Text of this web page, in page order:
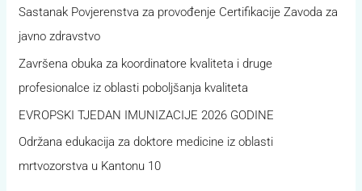
Sastanak Povjerenstva za provođenje Certifikacije Zavoda za
javno zdravstvo
Završena obuka za koordinatore kvaliteta i druge
profesionalce iz oblasti poboljšanja kvaliteta
EVROPSKI TJEDAN IMUNIZACIJE 2026 GODINE
Održana edukacija za doktore medicine iz oblasti
mrtvozorstva u Kantonu 10